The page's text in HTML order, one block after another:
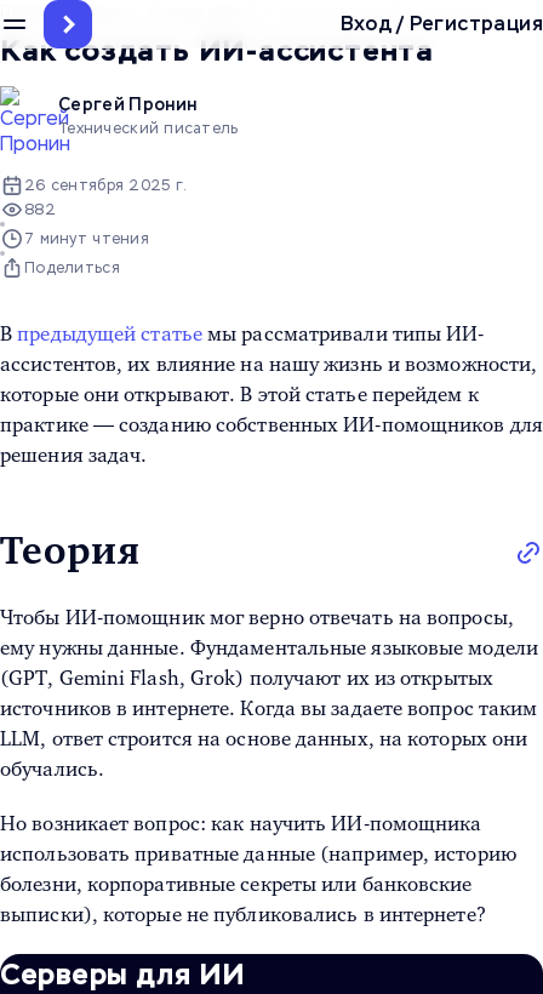
Вход/ Регистрация
Главная Блог
Как создать ИИ-ассистента
Сергей Пронин
Технический писатель
26 сентября 2025 г.
882
7 минут чтения
Поделиться
Впредыдущей статьемы рассматривали типы ИИ-
ассистентов, их влияние на нашу жизнь и возможности,
которые они открывают. В этой статье перейдем к
практике — созданию собственных ИИ-помощников для
решения задач.
Теория
Чтобы ИИ-помощник мог верно отвечать на вопросы,
ему нужны данные. Фундаментальные языковые модели
(GPT, Gemini Flash, Grok) получают их из открытых
источников в интернете. Когда вы задаете вопрос таким
LLM, ответ строится на основе данных, на которых они
обучались.
Но возникает вопрос: как научить ИИ-помощника
использовать приватные данные (например, историю
болезни, корпоративные секреты или банковские
выписки), которые не публиковались в интернете?
Серверы для ИИ